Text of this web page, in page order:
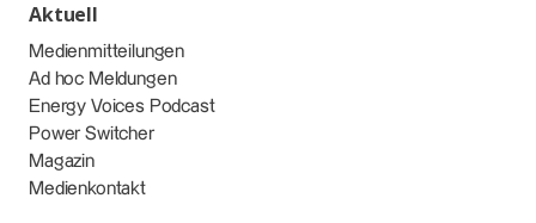
Aktuell
Medienmitteilungen
Ad hoc Meldungen
Energy Voices Podcast
Power Switcher
Magazin
Medienkontakt